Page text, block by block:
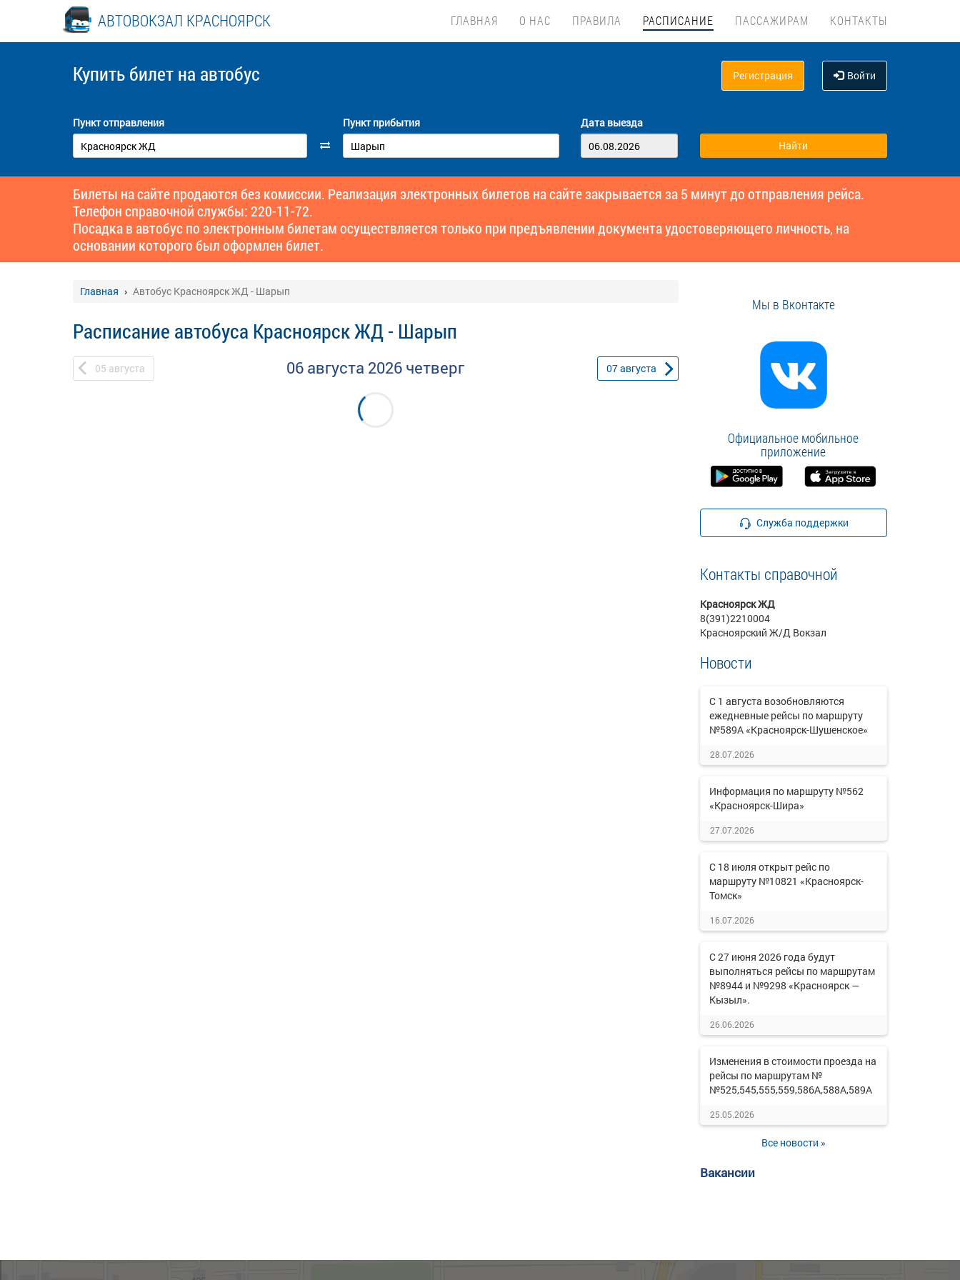
АВТОВОКЗАЛ КРАСНОЯРСК ГЛАВНАЯ О НАС ПРАВИЛА РАСПИСАНИЕ ПАССАЖИРАМ КОНТАКТЫ
Купить билет на автобус Регистрация Войти
Пункт отправления Пункт прибытия Дата выезда
Билеты на сайте продаются без комиссии. Реализация электронных билетов на сайте закрывается за 5 минут до отправления рейса.
Телефон справочной службы: 220-11-72.
Посадка в автобус по электронным билетам осуществляется только при предъявлении документа удостоверяющего личность, на
основании которого был оформлен билет.
Главная Автобус Красноярск ЖД - Шарып
Расписание автобуса Красноярск ЖД - Шарып
05 августа 06 августа 2026 четверг 07августа
Мы в Вконтакте
Официальное мобильное
приложение
Служба поддержки
Контакты справочной
Красноярск ЖД
8(391)2210004
Красноярский Ж/Д Вокзал
Новости
С 1 августа возобновляются
ежедневные рейсы по маршруту
№589А «Красноярск-Шушенское»
28.07.2026
Информация по маршруту №562
«Красноярск-Шира»
27.07.2026
С 18 июля открыт рейс по
маршруту №10821 «Красноярск-
Томск»
16.07.2026
С 27 июня 2026 года будут
выполняться рейсы по маршрутам
№8944 и №9298 «Красноярск —
Кызыл».
26.06.2026
Изменения в стоимости проезда на
рейсы по маршрутам №
№525,545,555,559,586А,588А,589А
25.05.2026
Все новости »
Вакансии